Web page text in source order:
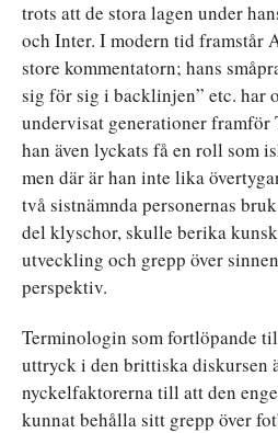
trots att de stora lagen under
och Inter. I modern tid framstår
store kommentatorn; hans
sig för sig i backlinjen” etc. har
undervisat generationer framför
han även lyckats få en roll som
men där är han inte lika
två sistnämnda personernas
del klyschor, skulle berika
utveckling och grepp över
perspektiv.
Terminologin som fortlöpande
uttryck i den brittiska diskursen
nyckelfaktorerna till att den
kunnat behålla sitt grepp över